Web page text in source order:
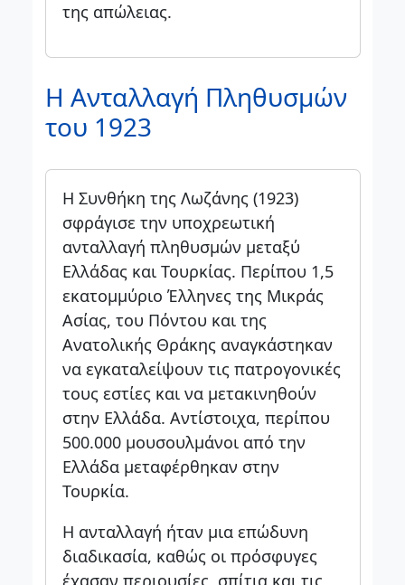
της απώλειας.
Η Ανταλλαγή Πληθυσμών
του 1923
Η Συνθήκη της Λωζάνης (1923)
σφράγισε την υποχρεωτική
ανταλλαγή πληθυσμών μεταξύ
Ελλάδας και Τουρκίας. Περίπου 1,5
εκατομμύριο Έλληνες της Μικράς
Ασίας, του Πόντου και της
Ανατολικής Θράκης αναγκάστηκαν
να εγκαταλείψουν τις πατρογονικές
τους εστίες και να μετακινηθούν
στην Ελλάδα. Αντίστοιχα, περίπου
500.000 μουσουλμάνοι από την
Ελλάδα μεταφέρθηκαν στην
Τουρκία.
Η ανταλλαγή ήταν μια επώδυνη
διαδικασία, καθώς οι πρόσφυγες